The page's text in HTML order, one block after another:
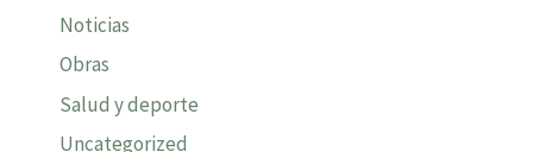
Noticias
Obras
Salud y deporte
Uncategorized